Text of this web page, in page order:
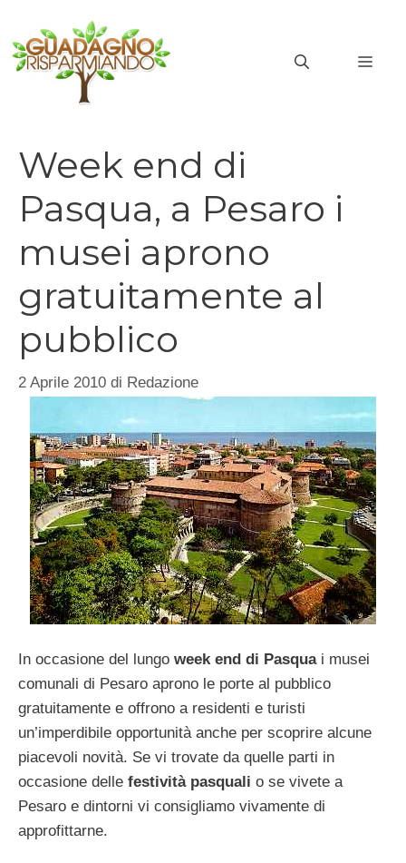
contenuto
Week end di
Pasqua, a Pesaro i
musei aprono
gratuitamente al
pubblico
2 Aprile 2010 di Redazione
In occasione del lungo week end di Pasquai musei
comunali di Pesaro aprono le porte al pubblico
gratuitamente e offrono a residenti e turisti
un’imperdibile opportunità anche per scoprire alcune
piacevoli novità. Se vi trovate da quelle parti in
occasione delle festività pasquali o se vivete a
Pesaro e dintorni vi consigliamo vivamente di
approfittarne.